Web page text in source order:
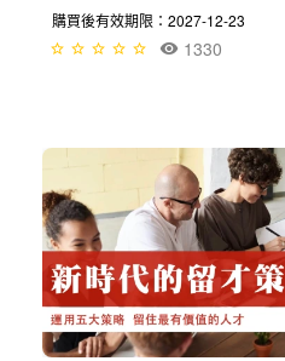
購買後有效期限：2027-12-23
1330